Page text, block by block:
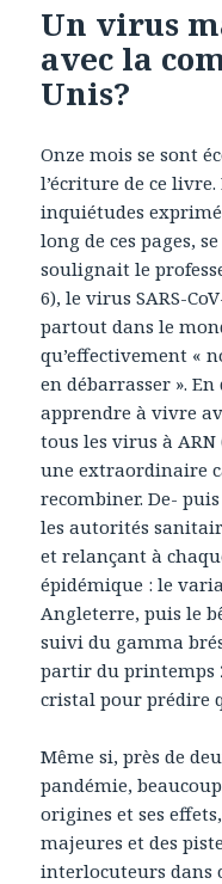
Un virus
avec la
Unis?
Onze mois se sont
l’écriture de ce
inquiétudes
long de ces pages,
soulignait le
6), le virus SARS-
partout dans le
qu’effectivement «
en débarrasser ».
apprendre à vivre
tous les virus à ARN
une extraordinaire
recombiner. De-
les autorités
et relançant à
épidémique : le
Angleterre, puis le
suivi du gamma
partir du printemps
cristal pour prédire
Même si, près de
pandémie,
origines et ses
majeures et des
interlocuteurs dans